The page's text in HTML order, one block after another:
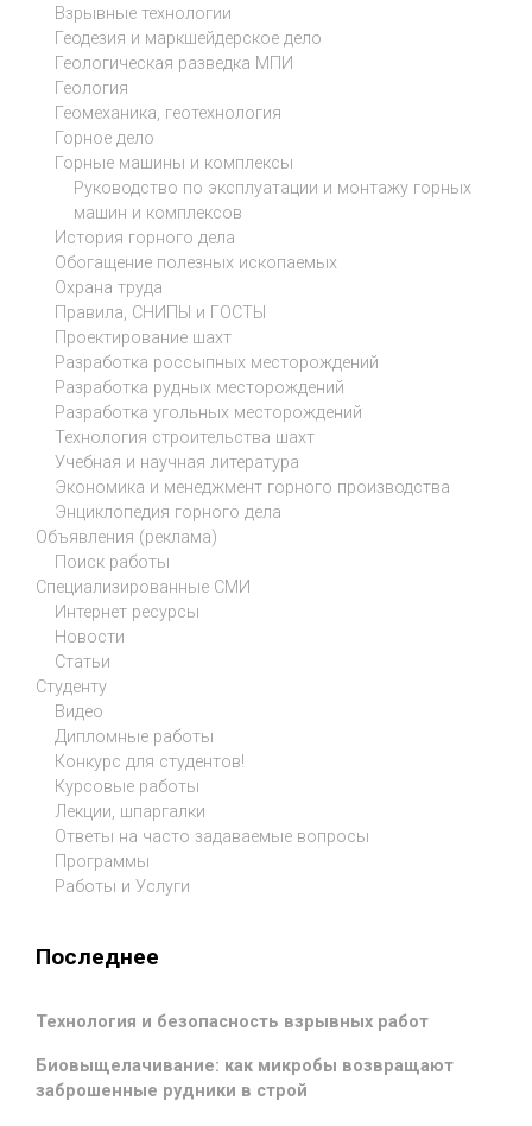
Взрывные технологии
Геодезия и маркшейдерское дело
Геологическая разведка МПИ
Геология
Геомеханика, геотехнология
Горное дело
Горные машины и комплексы
Руководство по эксплуатации и монтажу горных
машин и комплексов
История горного дела
Обогащение полезных ископаемых
Охрана труда
Правила, СНИПЫ и ГОСТЫ
Проектирование шахт
Разработка россыпных месторождений
Разработка рудных месторождений
Разработка угольных месторождений
Технология строительства шахт
Учебная и научная литература
Экономика и менеджмент горного производства
Энциклопедия горного дела
Объявления (реклама)
Поиск работы
Специализированные СМИ
Интернет ресурсы
Новости
Статьи
Студенту
Видео
Дипломные работы
Конкурс для студентов!
Курсовые работы
Лекции, шпаргалки
Ответы на часто задаваемые вопросы
Программы
Работы и Услуги
Последнее
Технология и безопасность взрывных работ
Биовыщелачивание: как микробы возвращают
заброшенные рудники в строй